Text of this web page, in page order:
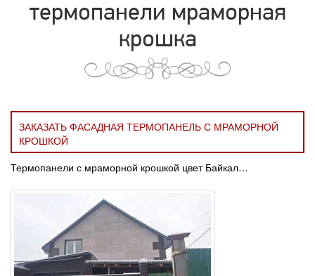
термопанели мраморная
крошка
ЗАКАЗАТЬ ФАСАДНАЯ ТЕРМОПАНЕЛЬ С МРАМОРНОЙ
КРОШКОЙ
Термопанели с мраморной крошкой цвет Байкал…